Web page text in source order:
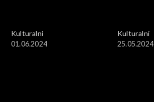
Kulturalni
01.06.2024
Kulturalni
25.05.2024